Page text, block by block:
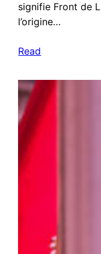
signifie Front de
l’origine…
Read